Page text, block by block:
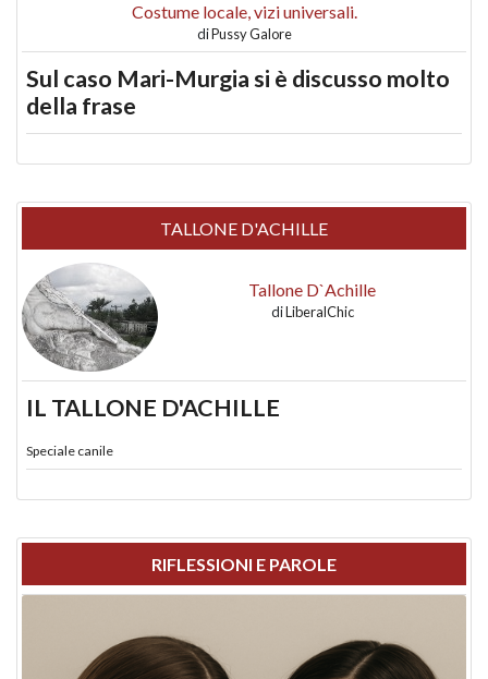
Costume locale, vizi universali.
diPussy Galore
Sul caso Mari-Murgia si è discusso molto
della frase
TALLONE D'ACHILLE
Tallone D`Achille
diLiberalChic
IL TALLONE D'ACHILLE
Speciale canile
RIFLESSIONI E PAROLE